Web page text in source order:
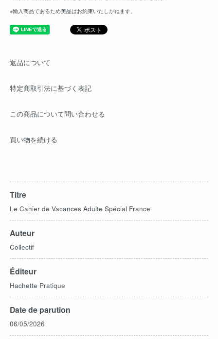
※輸入商品であるため美品はお約束いたしかねます。
返品について
特定商取引法に基づく表記
この商品について問い合わせる
買い物を続ける
Titre
Le Cahier de Vacances Adulte Spécial France
Auteur
Collectif
Éditeur
Hachette Pratique
Date de parution
06/05/2026